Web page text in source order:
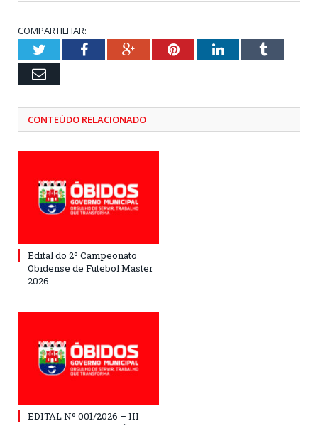
COMPARTILHAR:
TwitterFacebookGoogle+PinterestLinkedInTumblr
Email
CONTEÚDO RELACIONADO
Edital do 2º Campeonato
Obidense de Futebol Master
2026
EDITAL Nº 001/2026 – III